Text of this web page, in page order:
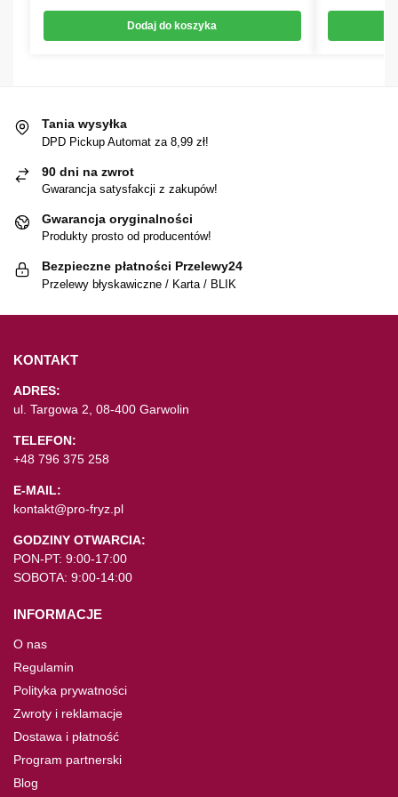
Dodaj do koszyka
Tania wysyłka
DPD Pickup Automat za 8,99 zł!
90 dni na zwrot
Gwarancja satysfakcji z zakupów!
Gwarancja oryginalności
Produkty prosto od producentów!
Bezpieczne płatności Przelewy24
Przelewy błyskawiczne / Karta / BLIK
KONTAKT
ADRES:
ul. Targowa 2, 08-400 Garwolin
TELEFON:
+48 796 375 258
E-MAIL:
kontakt@pro-fryz.pl
GODZINY OTWARCIA:
PON-PT: 9:00-17:00
SOBOTA: 9:00-14:00
INFORMACJE
O nas
Regulamin
Polityka prywatności
Zwroty i reklamacje
Dostawa i płatność
Program partnerski
Blog